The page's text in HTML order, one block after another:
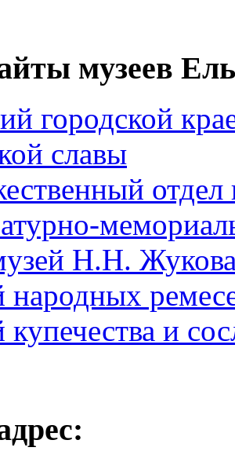
музеев
городской
славы
отдел
Н.Н.
народных
и